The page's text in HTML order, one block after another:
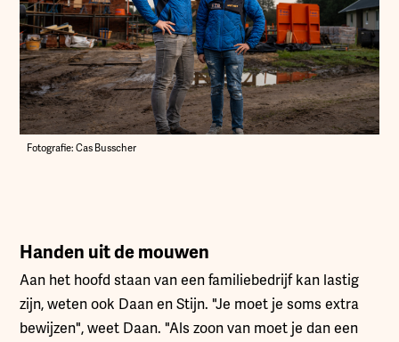
Fotografie: Cas Busscher
Handen uit de mouwen
Aan het hoofd staan van een familiebedrijf kan lastig
zijn, weten ook Daan en Stijn. "Je moet je soms extra
bewijzen", weet Daan. "Als zoon van moet je dan een